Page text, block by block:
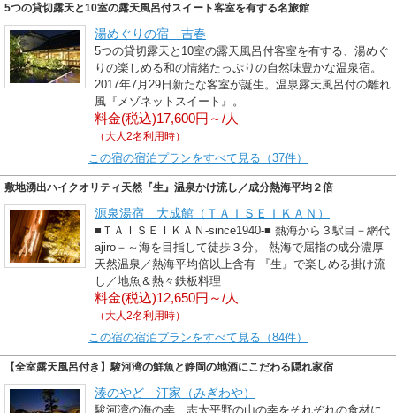
5つの貸切露天と10室の露天風呂付スイート客室を有する名旅館
湯めぐりの宿 吉春
5つの貸切露天と10室の露天風呂付客室を有する、湯めぐ
りの楽しめる和の情緒たっぷりの自然味豊かな温泉宿。
2017年7月29日新たな客室が誕生。温泉露天風呂付の離れ
風『メゾネットスイート』。
料金(税込)17,600円～/人
（大人2名利用時）
この宿の宿泊プランをすべて見る（37件）
敷地湧出ハイクオリティ天然『生』温泉かけ流し／成分熱海平均２倍
源泉湯宿 大成館（ＴＡＩＳＥＩＫＡＮ）
■ＴＡＩＳＥＩＫＡＮ-since1940-■ 熱海から３駅目－網代
ajiro－～海を目指して徒歩３分。 熱海で屈指の成分濃厚
天然温泉／熱海平均倍以上含有 『生』で楽しめる掛け流
し／地魚＆熱々鉄板料理
料金(税込)12,650円～/人
（大人2名利用時）
この宿の宿泊プランをすべて見る（84件）
【全室露天風呂付き】駿河湾の鮮魚と静岡の地酒にこだわる隠れ家宿
湊のやど 汀家（みぎわや）
駿河湾の海の幸、志太平野の山の幸をそれぞれの食材に